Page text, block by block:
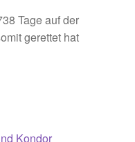
Tage auf der
gerettet hat